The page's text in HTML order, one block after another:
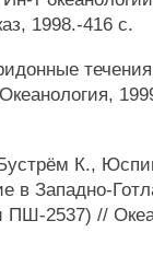
1998.-416 с.
К.,
в Западно-
ПШ-2537) //